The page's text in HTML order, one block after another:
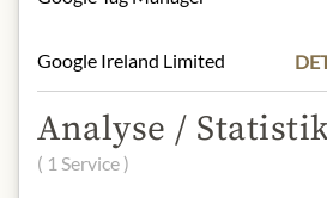
Fett:
0,04 g
Kohlenhydrate:
- davon Zucker:96 g
Eiweiß:
0,46 g
Salz:
Google Ireland Limited
Analyse /
( 1 Service )